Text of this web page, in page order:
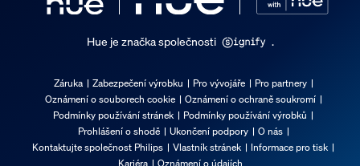
Hue je značka společnosti .
Záruka Zabezpečení výrobku Pro vývojáře
Pro partnery
Oznámení o souborech cookie
Oznámení o ochraně soukromí
Podmínky používání stránek
Podmínky používání výrobků
Prohlášení o shodě
Ukončení podpory
O nás
Kontaktujte společnost Philips
Vlastník stránek
Informace pro tisk
Kariéra
Oznámení o údajích